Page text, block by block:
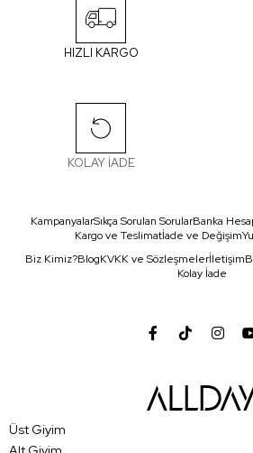
HIZLI KARGO
KOLAY İADE
KampanyalarSıkça Sorulan SorularBanka
Kargo ve Teslimatİade ve Değişim
Biz Kimiz?BlogKVKK ve Sözleşmelerİletişim
Kolay İade
Üst Giyim